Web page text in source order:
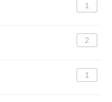
1
2
1